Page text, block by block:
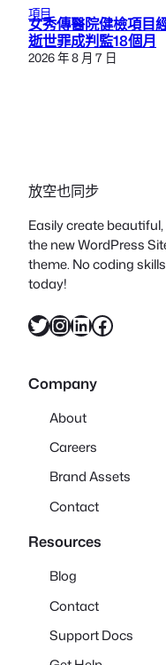
項目
女秀傳醫院健檢項目
逝世罪成判監18個月
2026 年 8 月 7 日
放空也同步
Easily create
the new WordPress
theme. No coding
today!
X InstagramLinkedIn Facebook
Company
About
Careers
Brand Assets
Contact
Resources
Blog
Contact
Support Docs